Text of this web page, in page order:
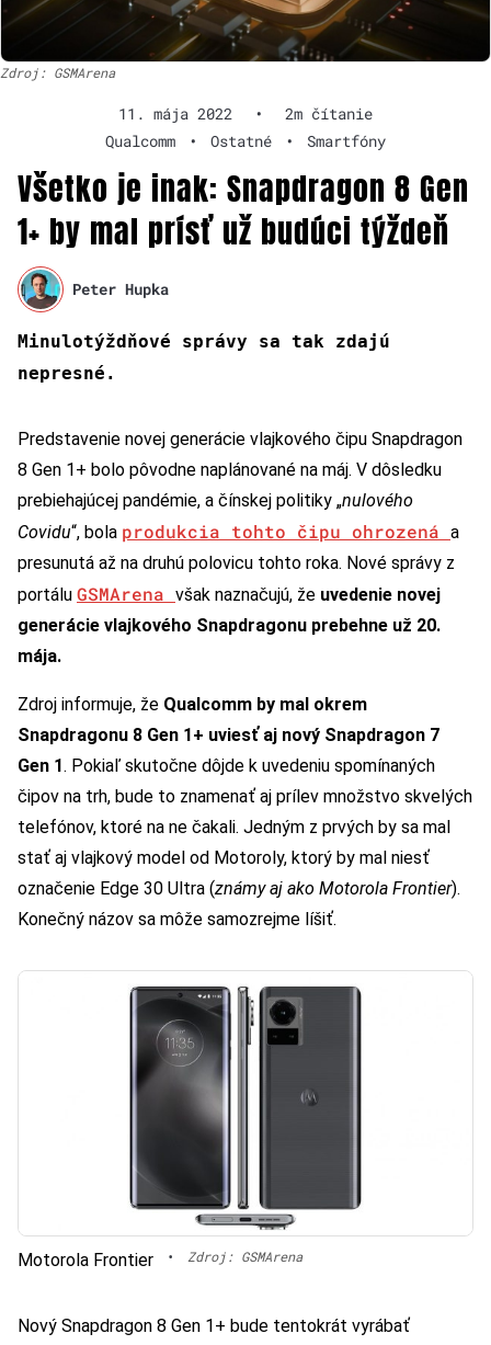
Zdroj: GSMArena
11. mája 2022 •
2m čítanie
Qualcomm
• Ostatné • Smartfóny
Všetko je inak: Snapdragon 8 Gen
1+ by mal prísť už budúci týždeň
Peter Hupka
Minulotýždňové správy sa tak zdajú
nepresné.
Predstavenie novej generácie vlajkového čipu Snapdragon
8 Gen 1+ bolo pôvodne naplánované na máj. V dôsledku
prebiehajúcej pandémie, a čínskej politiky „nulového
Covidu“, bola produkcia tohto čipu ohrozená a
presunutá až na druhú polovicu tohto roka. Nové správy z
portálu GSMArena však naznačujú, že uvedenie novej
generácie vlajkového Snapdragonu prebehne už 20.
mája.
Zdroj informuje, že Qualcomm by mal okrem
Snapdragonu 8 Gen 1+ uviesť aj nový Snapdragon 7
Gen 1. Pokiaľ skutočne dôjde k uvedeniu spomínaných
čipov na trh, bude to znamenať aj prílev množstvo skvelých
telefónov, ktoré na ne čakali. Jedným z prvých by sa mal
stať aj vlajkový model od Motoroly, ktorý by mal niesť
označenie Edge 30 Ultra (známy aj ako Motorola Frontier).
Konečný názov sa môže samozrejme líšiť.
Motorola Frontier • Zdroj: GSMArena
Nový Snapdragon 8 Gen 1+ bude tentokrát vyrábať